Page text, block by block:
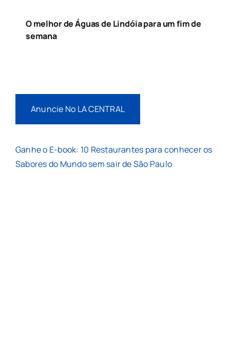
O melhor de Águas de Lindóia para um fim de
semana
Anuncie No LA CENTRAL
Ganhe o E-book: 10 Restaurantes para conhecer os
Sabores do Mundo sem sair de São Paulo